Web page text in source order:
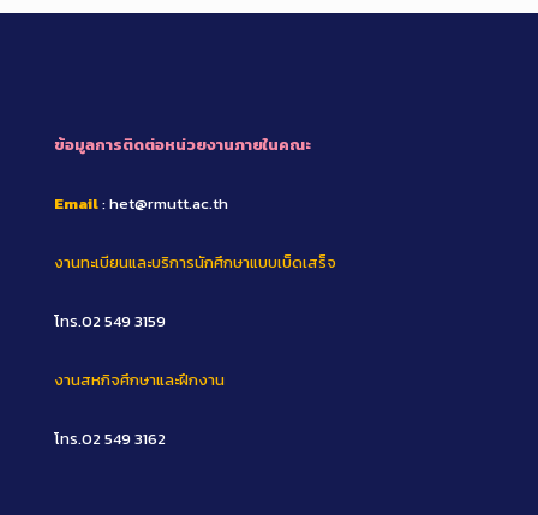
ข้อมูลการติดต่อหน่วยงานภายในคณะ
Email: het@rmutt.ac.th
งานทะเบียนและบริการนักศึกษาแบบเบ็ดเสร็จ
โทร.02 549 3159
งานสหกิจศึกษาและฝึกงาน
โทร.02 549 3162